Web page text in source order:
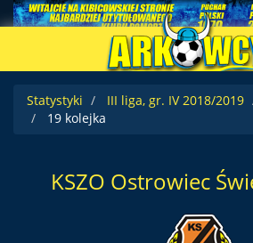
Statystyki
III liga, gr. IV 2018/2019
19 kolejka
KSZO Ostrowiec